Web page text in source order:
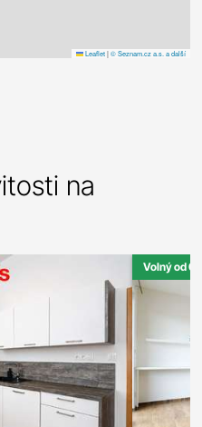
Leaflet | © Seznam.cz a.s. a další
na
Volný od